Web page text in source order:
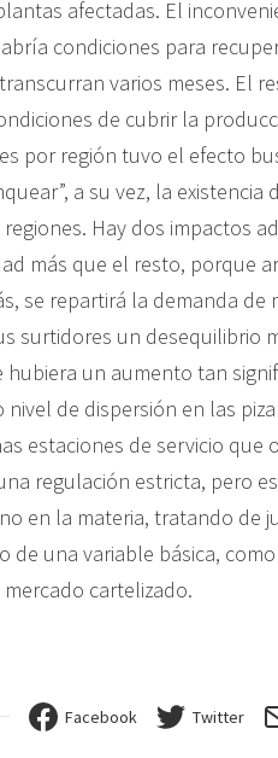
afectadas. El
condiciones para
varios meses. El
de cubrir la
por región tuvo el efecto
a su vez, la
Hay dos impactos
más que el resto, porque
se repartirá la demanda
surtidores un desequilibrio
un aumento tan
de dispersión en las
estaciones de servicio que
regulación estricta, pero
en la materia, tratando de
de una variable básica,
cartelizado.
Facebook Twitter